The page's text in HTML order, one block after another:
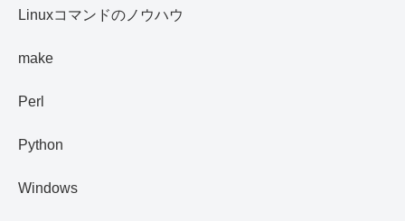
Linuxコマンドのノウハウ
make
Perl
Python
Windows